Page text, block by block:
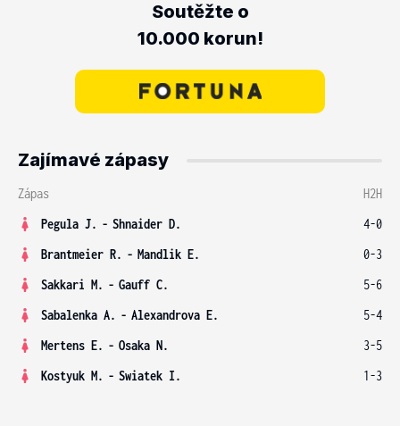
Soutěžte o
10.000 korun!
Zajímavé zápasy
Zápas
H2H
Pegula J. - Shnaider D.
4-0
Brantmeier R. - Mandlik E.
0-3
Sakkari M. - Gauff C.
5-6
Sabalenka A. - Alexandrova E.
5-4
Mertens E. - Osaka N.
3-5
Kostyuk M. - Swiatek I. 1-3